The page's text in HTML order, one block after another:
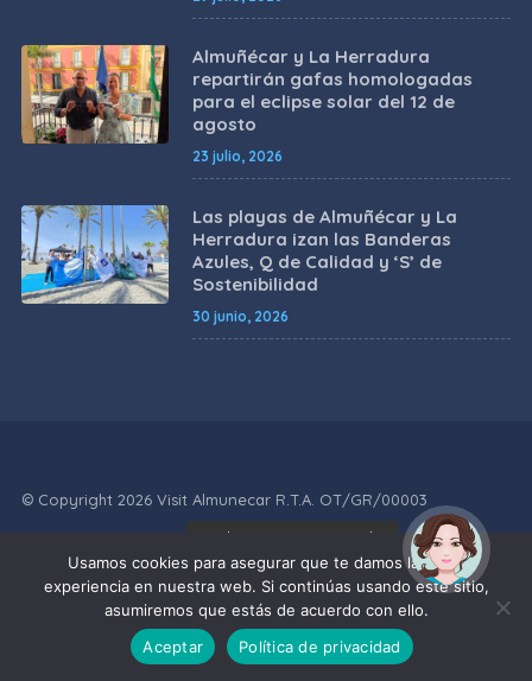
Almuñécar y La Herradura
repartirán gafas homologadas
para el eclipse solar del 12 de
agosto
23 julio, 2026
Las playas de Almuñécar y La
Herradura izan las Banderas
Azules, Q de Calidad y ‘S’ de
Sostenibilidad
30 junio, 2026
© Copyright 2026 Visit Almunecar R.T.A. OT/GR/00003
PRIVACIDAD
DE COOKIES
LEGAL
POLÍTICA DE
ACCESIBILIDAD
Desarrollado con cariño por soluciones-internet.es
Usamos cookies para asegurar que te damos la mejor
experiencia en nuestra web. Si continúas usando este sitio,
asumiremos que estás de acuerdo con ello.
Aceptar
Política de privacidad
¡Hola! Soy Noy. ¿Puedo
ayudarte?